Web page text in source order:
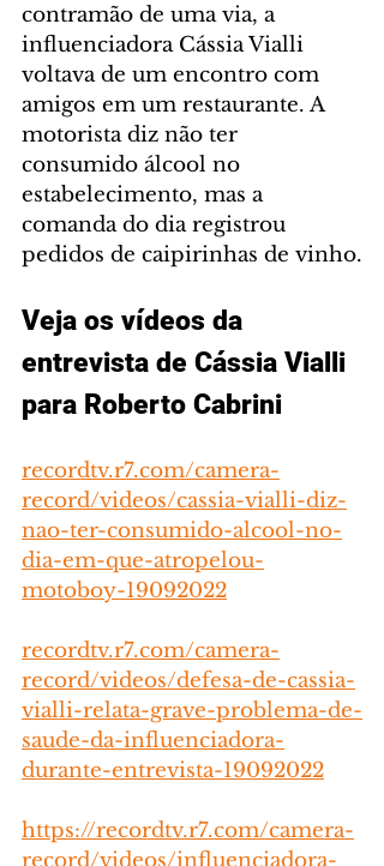
contramão de uma via, a
influenciadora Cássia Vialli
voltava de um encontro com
amigos em um restaurante. A
motorista diz não ter
consumido álcool no
estabelecimento, mas a
comanda do dia registrou
pedidos de caipirinhas de vinho.
Veja os vídeos da
entrevista de Cássia Vialli
para Roberto Cabrini
recordtv.r7.com/camera-
record/videos/cassia-vialli-diz-
nao-ter-consumido-alcool-no-
dia-em-que-atropelou-
motoboy-19092022
recordtv.r7.com/camera-
record/videos/defesa-de-cassia-
vialli-relata-grave-problema-de-
saude-da-influenciadora-
durante-entrevista-19092022
https://recordtv.r7.com/camera-